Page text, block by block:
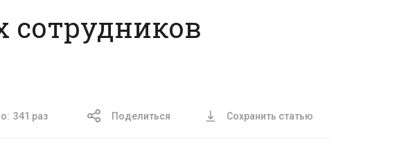
сотрудников
341 раз Поделиться Сохранить статью